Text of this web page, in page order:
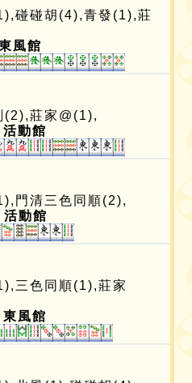
碰碰胡(4),青發(1),莊
風館
(2),莊家@(1),
動館
門清三色同順(2),
動館
三色同順(1),莊家
風館